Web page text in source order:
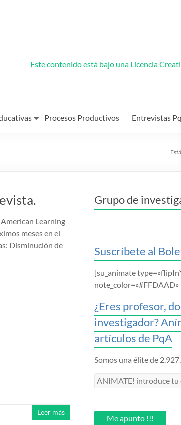
Este contenido está bajo una Licencia
Procesos Productivos Entrevistas
Learning
meses en el
Disminución de
Leer más
Grupo de
Suscríbete al
[su_animate
note_color=»#FFDAAD»
¿Eres profesor,
investigador?
artículos de PqA
Somos una élite de 2.927.
ANIMATE!
email.Me apunto !!!